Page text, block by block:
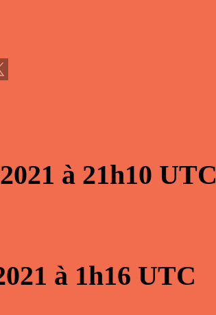
à 21h10 UTC
à 1h16 UTC